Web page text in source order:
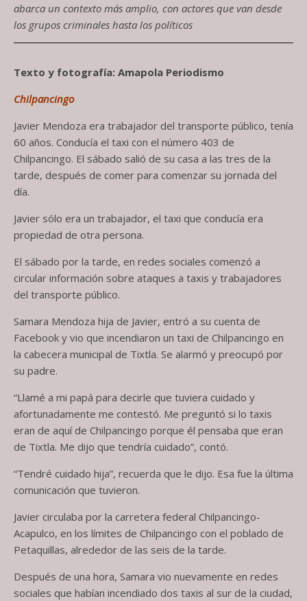
abarca un contexto más amplio, con actores que van desde
los grupos criminales hasta los políticos
Texto y fotografía: Amapola Periodismo
Chilpancingo
Javier Mendoza era trabajador del transporte público, tenía
60 años. Conducía el taxi con el número 403 de
Chilpancingo. El sábado salió de su casa a las tres de la
tarde, después de comer para comenzar su jornada del
día.
Javier sólo era un trabajador, el taxi que conducía era
propiedad de otra persona.
El sábado por la tarde, en redes sociales comenzó a
circular información sobre ataques a taxis y trabajadores
del transporte público.
Samara Mendoza hija de Javier, entró a su cuenta de
Facebook y vio que incendiaron un taxi de Chilpancingo en
la cabecera municipal de Tixtla. Se alarmó y preocupó por
su padre.
“Llamé a mi papá para decirle que tuviera cuidado y
afortunadamente me contestó. Me preguntó si lo taxis
eran de aquí de Chilpancingo porque él pensaba que eran
de Tixtla. Me dijo que tendría cuidado”, contó.
“Tendré cuidado hija”, recuerda que le dijo. Esa fue la última
comunicación que tuvieron.
Javier circulaba por la carretera federal Chilpancingo-
Acapulco, en los límites de Chilpancingo con el poblado de
Petaquillas, alrededor de las seis de la tarde.
Después de una hora, Samara vio nuevamente en redes
sociales que habían incendiado dos taxis al sur de la ciudad,